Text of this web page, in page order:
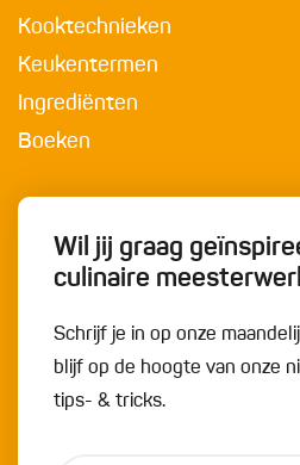
Kooktechnieken
Keukentermen
Ingrediënten
Boeken
Wil jij graag
culinaire
Schrijf je in op onze
blijf op de hoogte van onze
tips- & tricks.